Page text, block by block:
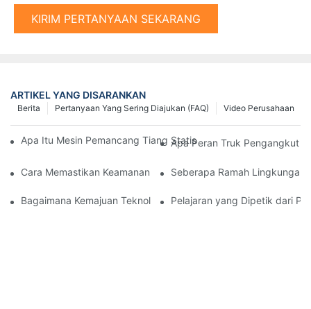
KIRIM PERTANYAAN SEKARANG
ARTIKEL YANG DISARANKAN
Video Perusahaan
Pertanyaan Yang Sering Diajukan (FAQ)
Berita
Apa Itu Mesin Pemancang Tiang Statis Hidraulik dan
Apa Peran Truk Pengangkut
Cara Memastikan Keamanan Saat Mengoperasikan Dump
Seberapa Ramah Lingkungan
Bagaimana Kemajuan Teknologi Mengubah Peralatan
Pelajaran yang Dipetik dari